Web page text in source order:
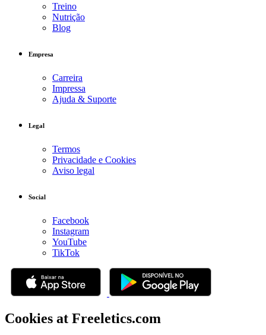
Treino
Nutrição
Blog
Empresa
Carreira
Impressa
Ajuda & Suporte
Legal
Termos
Privacidade e Cookies
Aviso legal
Social
Facebook
Instagram
YouTube
TikTok
Cookies at Freeletics.com